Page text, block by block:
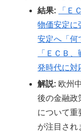
結果:
「Ｅ
物価安定に
安定へ「何
「ＥＣＢ
発時代に対
解説: 欧州
後の金融政
について重
が注目され